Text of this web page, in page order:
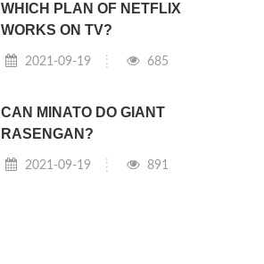
WHICH PLAN OF NETFLIX
WORKS ON TV?
2021-09-19 685
CAN MINATO DO GIANT
RASENGAN?
2021-09-19 891